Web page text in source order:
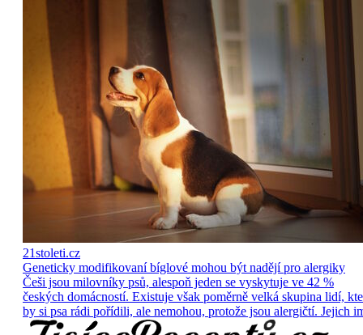
21stoleti.cz
Geneticky modifikovaní bíglové mohou být nadějí pro alergiky
Češi jsou milovníky psů, alespoň jeden se vyskytuje ve 42 %
českých domácností. Existuje však poměrně velká skupina lidí,
by si psa rádi pořídili, ale nemohou, protože jsou alergičtí. Jejich